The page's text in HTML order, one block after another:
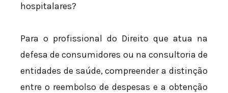
hospitalares?
Para o profissional do Direito que atua na
defesa de consumidores ou na consultoria de
entidades de saúde, compreender a distinção
entre o reembolso de despesas e a obtenção